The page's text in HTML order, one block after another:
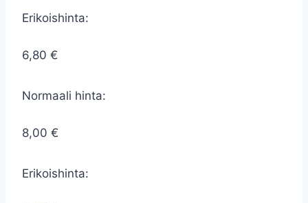
Erikoishinta:
6,80 €
Normaali hinta:
8,00 €
Erikoishinta: